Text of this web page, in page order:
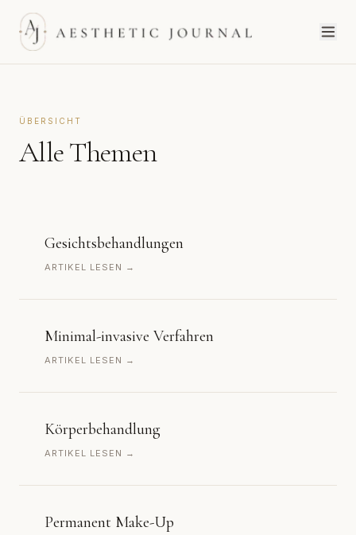
ÜBERSICHT
Alle Themen
Gesichtsbehandlungen
ARTIKEL LESEN →
Minimal-invasive Verfahren
ARTIKEL LESEN →
Körperbehandlung
ARTIKEL LESEN →
Permanent Make-Up